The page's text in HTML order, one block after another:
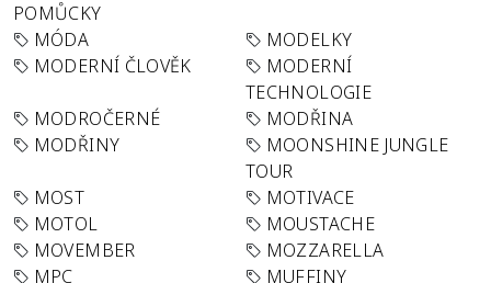
POMŮCKY
MÓDA
MODELKY
MODERNÍ ČLOVĚK
MODERNÍ
TECHNOLOGIE
MODROČERNÉ
MODŘINA
MODŘINY
MOONSHINE JUNGLE
TOUR
MOST
MOTIVACE
MOTOL
MOUSTACHE
MOVEMBER
MOZZARELLA
MPC
MUFFINY